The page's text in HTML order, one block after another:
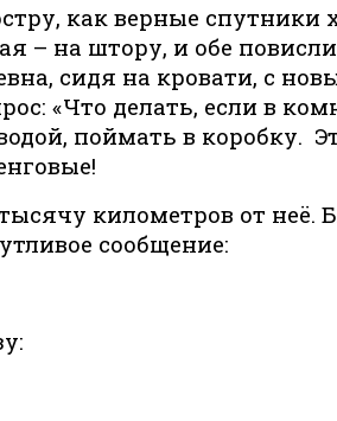
как верные спутники
– на штору, и обе
сидя на кровати, с
«Что делать, если в
поймать в коробку.
километров от неё.
сообщение: